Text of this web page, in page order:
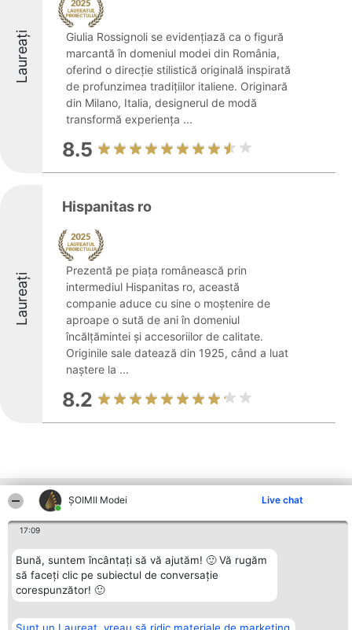
ȘOIMII Modei Live chat
17:09
Bună, suntem încântați să vă ajutăm! 🙂 Vă rugăm
să faceți clic pe subiectul de conversație
corespunzător! 🙂
Laureați
Giulia Rossignoli se evidențiază ca o figură
marcantă în domeniul modei din România,
oferind o direcție stilistică originală inspirată
de profunzimea tradițiilor italiene. Originară
din Milano, Italia, designerul de modă
transformă experiența ...
8.5
Laureați
Hispanitas ro
Prezentă pe piața românească prin
intermediul Hispanitas ro, această
companie aduce cu sine o moștenire de
aproape o sută de ani în domeniul
încălțămintei și accesoriilor de calitate.
Originile sale datează din 1925, când a luat
naștere la ...
8.2
Alte firme din zonă
Organizator Ranking
BRIGHT SOLUTIONS BR SRL
Aleea Timisul De Sus 2 Bl. A30
Sc. A Et. 4 Ap. 13 Cod 061952
București
CUI 36737675
Plebiscyt
Câștigătorii
Lista Tuturor
Reguli
Statut
Contact
Contact